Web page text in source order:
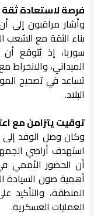
فرصة لاستعادة
وأشار مراقبون إلى
بناء الثقة مع
سوريا، إذ يُتوقع أن
الميداني،
تساعد في تصحيح
البلاد.
توقيت يتزامن مع
وكان وصل الوفد إلى
استهدف أراضي
أن الحضور الأممي
أهمية صون السيادة
المنطقة، والتأكيد
العمليات العسكرية.